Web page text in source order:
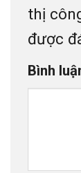
thị
được
Bình